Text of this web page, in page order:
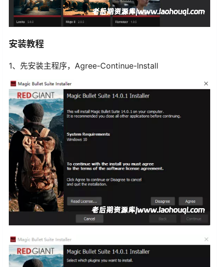
安装教程
1、先安装主程序，Agree-Continue-Install